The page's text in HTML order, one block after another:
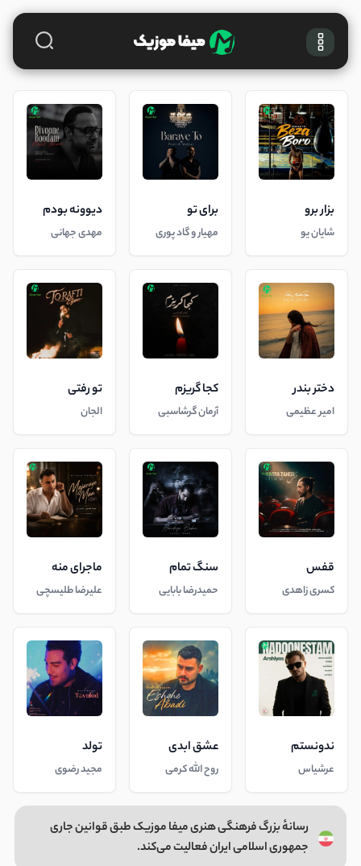
بزار برو
شایان یو
برای تو
مهیار و گاد پوری
دیوونه بودم
مهدی جهانی
دختر بندر
امیر عظیمی
کجا گریزم
آرمان گرشاسبی
تو رفتی
الجان
قفس
کسری زاهدی
سنگ تمام
حمیدرضا بابایی
ماجرای منه
علیرضا طلیسچی
ندونستم
عرشیاس
عشق ابدی
روح الله کرمی
تولد
مجید رضوی
رسانهٔ بزرگ فرهنگی هنری میفا موزیک طبق قوانین جاری
جمهوری اسلامی ایران فعالیت می‌کند.